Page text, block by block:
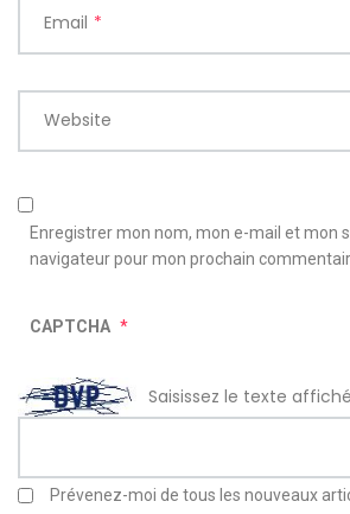
Email *
Website
Enregistrer mon nom, mon e-mail et mon
navigateur pour mon prochain
CAPTCHA *
Saisissez le texte
Prévenez-moi de tous les nouveaux